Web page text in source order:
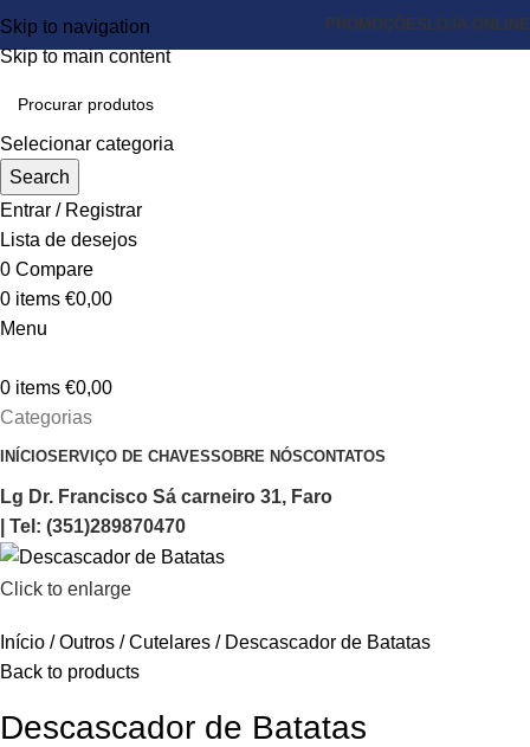
Skip to navigation
Skip to main content
PROMOÇÕES LOJA ONLINE
Selecionar categoria
Search
Entrar / Registrar
Lista de desejos
0 Compare
0 items €0,00
Menu
0 items €0,00
Categorias
INÍCIOSERVIÇO DE CHAVESSOBRE NÓSCONTATOS
Lg Dr. Francisco Sá carneiro 31, Faro
| Tel: (351)289870470
Click to enlarge
Início Outros Cutelares
Descascador de Batatas
Back to products
Descascador de Batatas